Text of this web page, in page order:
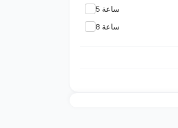
5 ساعة
8 ساعة